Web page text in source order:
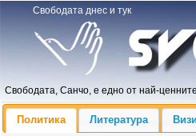
Свободата днес и тук
Свободата, Санчо, е едно от най-
Политика Литература